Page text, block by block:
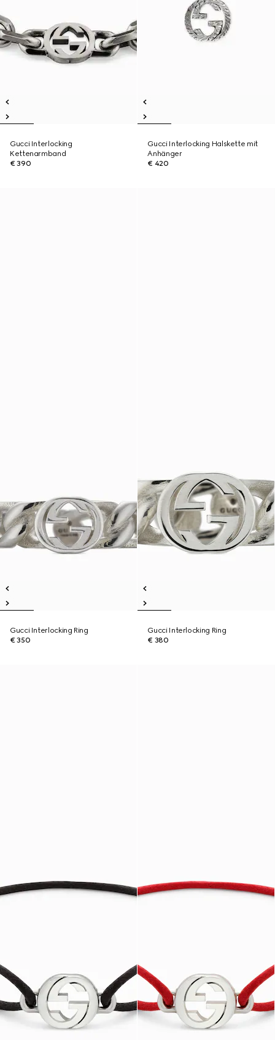
Gucci Interlocking
Kettenarmband
€ 390
Gucci Interlocking Halskette mit
Anhänger
€ 420
Gucci Interlocking Ring
€ 350
Gucci Interlocking Ring
€ 380